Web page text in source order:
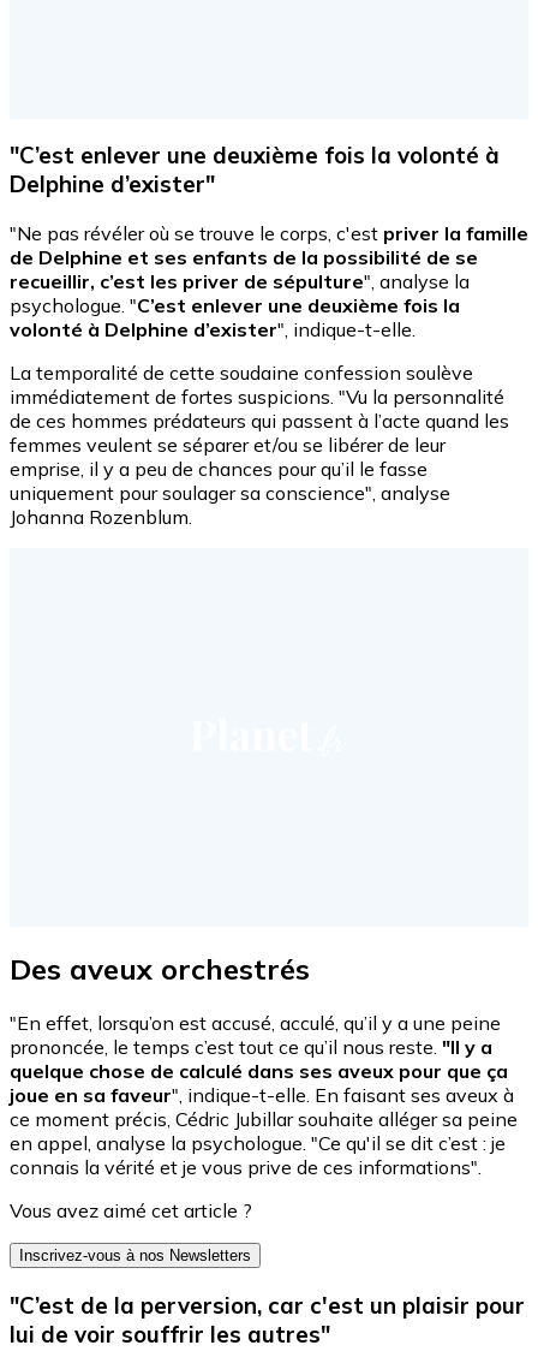
"C’est enlever une deuxième fois la volonté à
Delphine d’exister"
"Ne pas révéler où se trouve le corps, c'est priver la famille
de Delphine et ses enfants de la possibilité de se
recueillir, c’est les priver de sépulture", analyse la
psychologue. "C’est enlever une deuxième fois la
volonté à Delphine d’exister", indique-t-elle.
La temporalité de cette soudaine confession soulève
immédiatement de fortes suspicions. "Vu la personnalité
de ces hommes prédateurs qui passent à l’acte quand les
femmes veulent se séparer et/ou se libérer de leur
emprise, il y a peu de chances pour qu’il le fasse
uniquement pour soulager sa conscience", analyse
Johanna Rozenblum.
Des aveux orchestrés
"En effet, lorsqu’on est accusé, acculé, qu’il y a une peine
prononcée, le temps c’est tout ce qu’il nous reste. "Il y a
quelque chose de calculé dans ses aveux pour que ça
joue en sa faveur", indique-t-elle. En faisant ses aveux à
ce moment précis, Cédric Jubillar souhaite alléger sa peine
en appel, analyse la psychologue. "Ce qu'il se dit c’est : je
connais la vérité et je vous prive de ces informations".
Vous avez aimé cet article ?
Inscrivez-vous à nos Newsletters
"C’est de la perversion, car c'est un plaisir pour
lui de voir souffrir les autres"